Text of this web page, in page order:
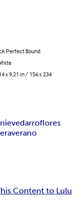
Perfect Bound
x 9.21 in / 156 x 234
nievedarroflores
verano
Content to Lulu